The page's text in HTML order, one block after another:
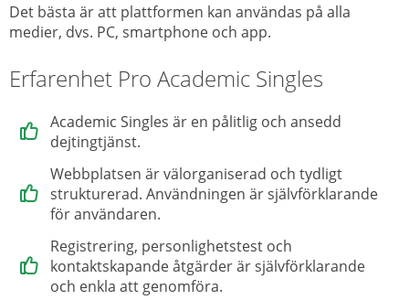
Det bästa är att plattformen kan användas på alla
medier, dvs. PC, smartphone och app.
Erfarenhet Pro Academic Singles
Academic Singles är en pålitlig och ansedd
dejtingtjänst.
Webbplatsen är välorganiserad och tydligt
strukturerad. Användningen är självförklarande
för användaren.
Registrering, personlighetstest och
kontaktskapande åtgärder är självförklarande
och enkla att genomföra.